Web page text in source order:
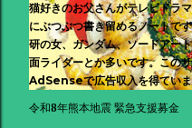
猫好きのお父さんがテレビドラ
にぶつぶつ書き留めるノートで
研の女、ガンダム、ソードアー
面ライダーとか多いです。この
AdSenseで広告収入を得てい
令和8年熊本地震 緊急支援募金